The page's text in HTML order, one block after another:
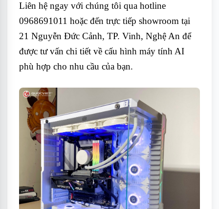
Liên hệ ngay với chúng tôi qua hotline
0968691011 hoặc đến trực tiếp showroom tại
21 Nguyễn Đức Cảnh, TP. Vinh, Nghệ An để
được tư vấn chi tiết về cấu hình máy tính AI
phù hợp cho nhu cầu của bạn.